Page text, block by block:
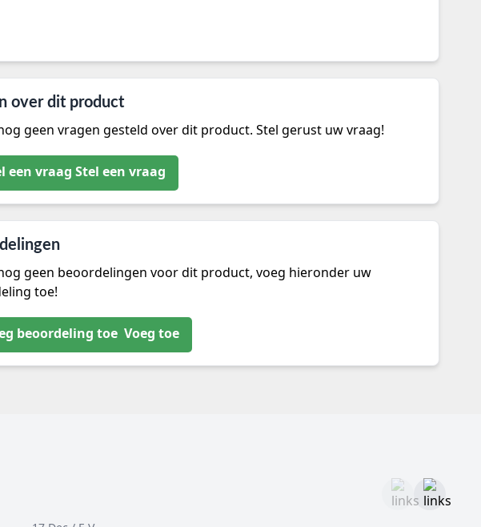
over dit product
geen vragen gesteld over dit product. Stel gerust uw vraag!
Stel een vraag
geen beoordelingen voor dit product, voeg hieronder uw
toe!
Voeg toe